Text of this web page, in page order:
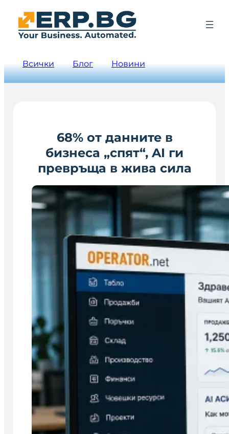
Всички Блог Новини
68% от данните в
бизнеса „спят“, AI ги
превръща в жива сила